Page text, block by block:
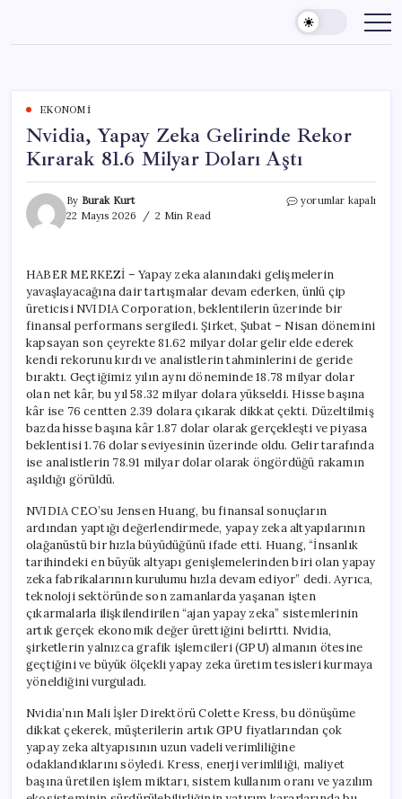
content
EKONOMI
Nvidia, Yapay Zeka Gelirinde Rekor
Kırarak 81.6 Milyar Doları Aştı
By Burak Kurt
22 Mayıs 2026
2 Min Read
Nvidia,
Kırarak
81.6
Milyar
Doları
Aştı
için
yorumlar kapalı
HABER MERKEZİ – Yapay zeka alanındaki gelişmelerin
yavaşlayacağına dair tartışmalar devam ederken, ünlü çip
üreticisi NVIDIA Corporation, beklentilerin üzerinde bir
finansal performans sergiledi. Şirket, Şubat – Nisan dönemini
kapsayan son çeyrekte 81.62 milyar dolar gelir elde ederek
kendi rekorunu kırdı ve analistlerin tahminlerini de geride
bıraktı. Geçtiğimiz yılın aynı döneminde 18.78 milyar dolar
olan net kâr, bu yıl 58.32 milyar dolara yükseldi. Hisse başına
kâr ise 76 centten 2.39 dolara çıkarak dikkat çekti. Düzeltilmiş
bazda hisse başına kâr 1.87 dolar olarak gerçekleşti ve piyasa
beklentisi 1.76 dolar seviyesinin üzerinde oldu. Gelir tarafında
ise analistlerin 78.91 milyar dolar olarak öngördüğü rakamın
aşıldığı görüldü.
NVIDIA CEO’su Jensen Huang, bu finansal sonuçların
ardından yaptığı değerlendirmede, yapay zeka altyapılarının
olağanüstü bir hızla büyüdüğünü ifade etti. Huang, “İnsanlık
tarihindeki en büyük altyapı genişlemelerinden biri olan yapay
zeka fabrikalarının kurulumu hızla devam ediyor” dedi. Ayrıca,
teknoloji sektöründe son zamanlarda yaşanan işten
çıkarmalarla ilişkilendirilen “ajan yapay zeka” sistemlerinin
artık gerçek ekonomik değer ürettiğini belirtti. Nvidia,
şirketlerin yalnızca grafik işlemcileri (GPU) almanın ötesine
geçtiğini ve büyük ölçekli yapay zeka üretim tesisleri kurmaya
yöneldiğini vurguladı.
Nvidia’nın Mali İşler Direktörü Colette Kress, bu dönüşüme
dikkat çekerek, müşterilerin artık GPU fiyatlarından çok
yapay zeka altyapısının uzun vadeli verimliliğine
odaklandıklarını söyledi. Kress, enerji verimliliği, maliyet
başına üretilen işlem miktarı, sistem kullanım oranı ve yazılım